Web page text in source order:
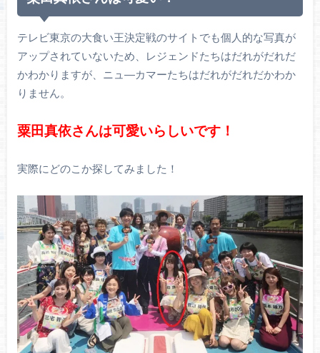
テレビ東京の大食い王決定戦のサイトでも個人的な写真が
アップされていないため、レジェンドたちはだれがだれだ
かわかりますが、ニュ―カマーたちはだれがだれだかわか
りません。
粟田真依さんは可愛いらしいです！
実際にどのこか探してみました！